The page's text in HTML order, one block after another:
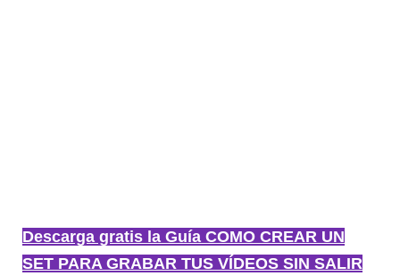
Descarga gratis la Guía COMO CREAR UN
SET PARA GRABAR TUS VÍDEOS SIN SALIR